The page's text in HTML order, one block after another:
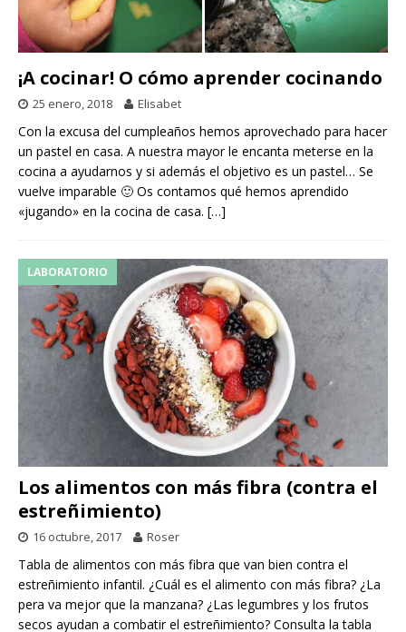
¡A cocinar! O cómo aprender cocinando
25 enero, 2018 Elisabet
Con la excusa del cumpleaños hemos aprovechado para hacer
un pastel en casa. A nuestra mayor le encanta meterse en la
cocina a ayudarnos y si además el objetivo es un pastel… Se
vuelve imparable 🙂 Os contamos qué hemos aprendido
«jugando» en la cocina de casa. […]
LABORATORIO
Los alimentos con más fibra (contra el
estreñimiento)
16 octubre, 2017 Roser
Tabla de alimentos con más fibra que van bien contra el
estreñimiento infantil. ¿Cuál es el alimento con más fibra? ¿La
pera va mejor que la manzana? ¿Las legumbres y los frutos
secos ayudan a combatir el estreñimiento? Consulta la tabla